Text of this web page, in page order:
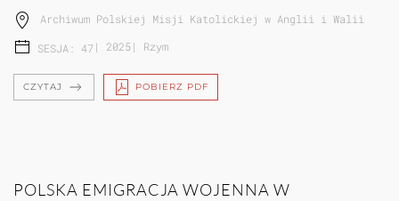
Archiwum Polskiej Misji Katolickiej w Anglii i Walii
SESJA: 47 | 2025| Rzym
CZYTAJ POBIERZ PDF
POLSKA EMIGRACJA WOJENNA W